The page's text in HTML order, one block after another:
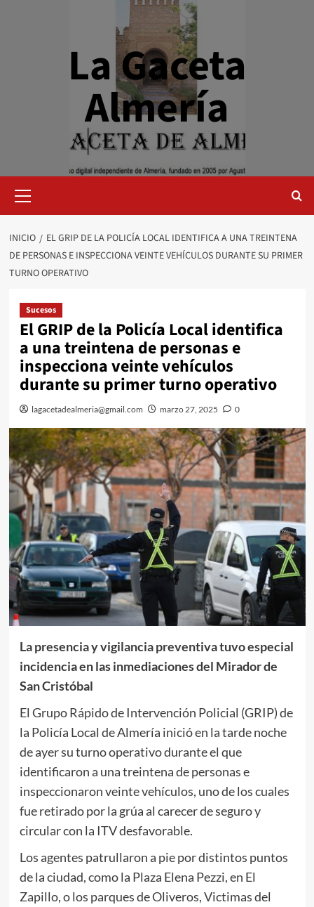
La Gaceta
Almería
primario
INICIO
EL GRIP DE LA POLICÍA LOCAL IDENTIFICA A UNA TREINTENA
DE PERSONAS E INSPECCIONA VEINTE VEHÍCULOS DURANTE SU PRIMER
TURNO OPERATIVO
Sucesos
El GRIP de la Policía Local identifica
a una treintena de personas e
inspecciona veinte vehículos
durante su primer turno operativo
lagacetadealmeria@gmail.com marzo 27, 2025 0
La presencia y vigilancia preventiva tuvo especial
incidencia en las inmediaciones del Mirador de
San Cristóbal
El Grupo Rápido de Intervención Policial (GRIP) de
la Policía Local de Almería inició en la tarde noche
de ayer su turno operativo durante el que
identificaron a una treintena de personas e
inspeccionaron veinte vehículos, uno de los cuales
fue retirado por la grúa al carecer de seguro y
circular con la ITV desfavorable.
Los agentes patrullaron a pie por distintos puntos
de la ciudad, como la Plaza Elena Pezzi, en El
Zapillo, o los parques de Oliveros, Victimas del